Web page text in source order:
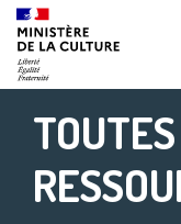
Gestion de vos